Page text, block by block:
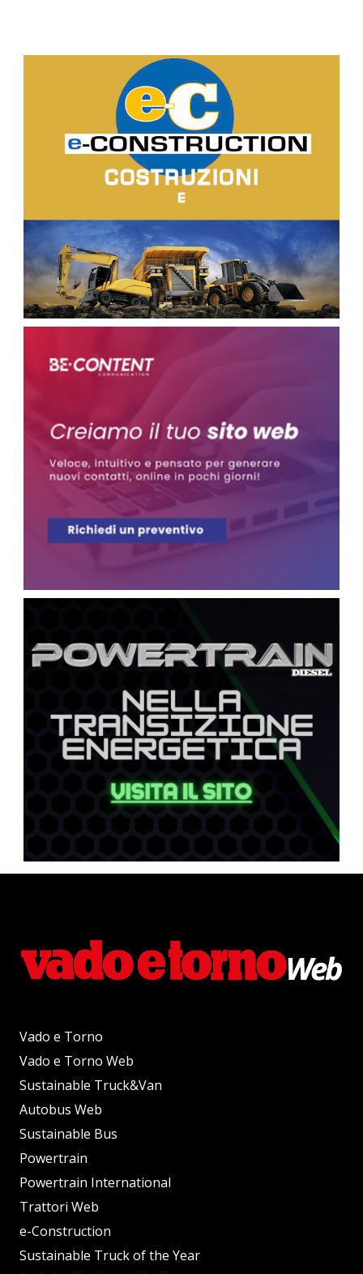
Vado e Torno
Vado e Torno Web
Sustainable Truck&Van
Autobus Web
Sustainable Bus
Powertrain
Powertrain International
Trattori Web
e-Construction
Sustainable Truck of the Year